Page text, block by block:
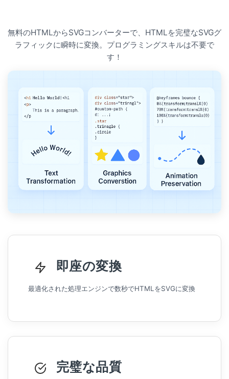
無料のHTMLからSVGコンバーターで、HTMLを完璧なSVGグ
ラフィックに瞬時に変換。プログラミングスキルは不要で
す！
即座の変換
最適化された処理エンジンで数秒でHTMLをSVGに変換
完璧な品質